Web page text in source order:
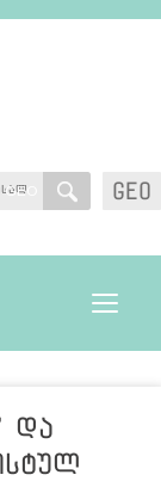
GEO
GEO
Toggle
და